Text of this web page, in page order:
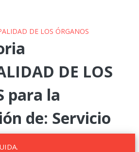
DE LOS ÓRGANOS
DE LOS
para la
de: Servicio